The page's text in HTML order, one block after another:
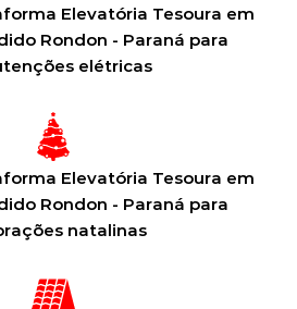
Elevatória Tesoura em
Rondon - Paraná para
elétricas
Elevatória Tesoura em
Rondon - Paraná para
natalinas